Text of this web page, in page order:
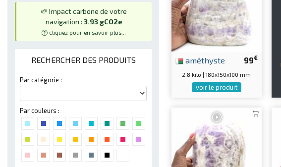
🌱 Impact carbone de votre
navigation : 3.93 gCO2e
cliquez pour en savoir plus...
RECHERCHER DES PRODUITS
Par catégorie :
Par couleurs :
99€
améthyste
2.8 kilo | 180x150x100 mm
voir le produit